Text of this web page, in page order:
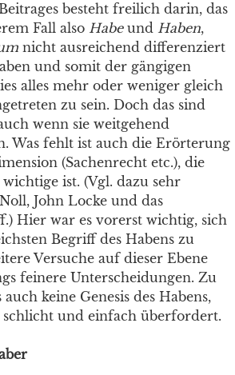
besteht freilich darin, das
Fall also Habeund Haben,
nicht ausreichend differenziert
und somit der gängigen
alles mehr oder weniger gleich
zu sein. Doch das sind
wenn sie weitgehend
Was fehlt ist auch die Erörterung
(Sachenrecht etc.), die
ist. (Vgl. dazu sehr
John Locke und das
Hier war es vorerst wichtig, sich
Begriff des Habens zu
Versuche auf dieser Ebene
feinere Unterscheidungen. Zu
keine Genesis des Habens,
schlicht und einfach überfordert.